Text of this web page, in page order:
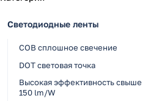
Светодиодные ленты
COB сплошное свечение
DOT световая точка
Высокая эффективность свыше
150 lm/W